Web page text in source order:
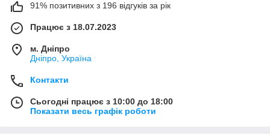
91% позитивних з 196 відгуків за рік
Працює з 18.07.2023
м. Дніпро
Дніпро, Україна
Контакти
Сьогодні працює з 10:00 до 18:00
Показати весь графік роботи